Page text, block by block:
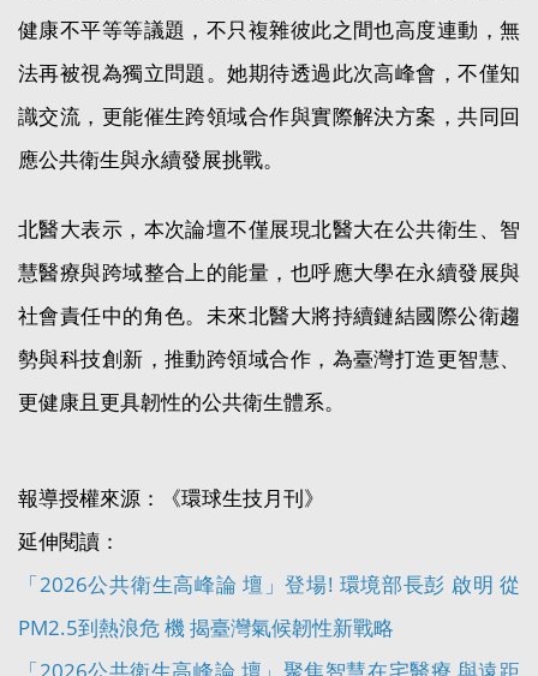
健康不平等等議題，不只複雜彼此之間也高度連動，無
法再被視為獨立問題。她期待透過此次高峰會，不僅知
識交流，更能催生跨領域合作與實際解決方案，共同回
應公共衛生與永續發展挑戰。
北醫大表示，本次論壇不僅展現北醫大在公共衛生、智
慧醫療與跨域整合上的能量，也呼應大學在永續發展與
社會責任中的角色。未來北醫大將持續鏈結國際公衛趨
勢與科技創新，推動跨領域合作，為臺灣打造更智慧、
更健康且更具韌性的公共衛生體系。
報導授權來源：《環球生技月刊》
延伸閱讀：
「2026公共衛生高峰論 壇」登場! 環境部長彭 啟明 從
PM2.5到熱浪危 機 揭臺灣氣候韌性新戰略
「2026公共衛生高峰論 壇」聚焦智慧在宅醫療 與遠距